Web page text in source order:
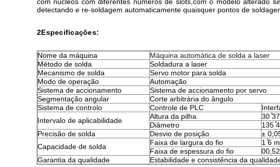
detectando e re-soldagem automaticamente quaisquer pontos de
2Especificações:
Nome da máquina
Máquina automática de solda a laser
Método de solda
Soldadura a laser
Mecanismo de solda
Servo motor para solda
Modo de operação
Automação
Sistema de accionamento
Sistema de accionamento por servo
Segmentação angular
Corte arbitrária do ângulo
Sistema de controlo
Controle de PLC
Intervalo de aplicabilidade
Altura da pilha
30
Diâmetro
135
Precisão de solda
Desvio de posição
±
Capacidade de solda
Faixa de largura do fio
1 ̊6
Faixa de espessura do fio
Garantia da qualidade
Estabilidade e consistência da